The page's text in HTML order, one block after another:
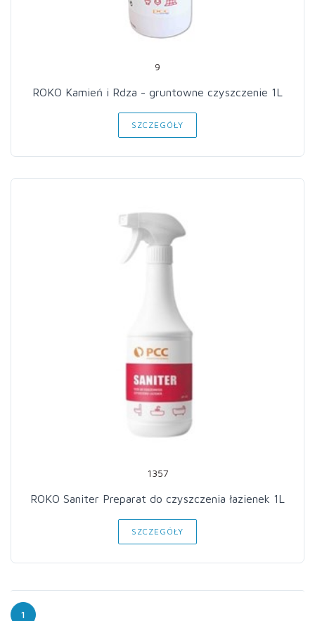
9
ROKO Kamień i Rdza - gruntowne czyszczenie 1L
SZCZEGÓŁY
1357
ROKO Saniter Preparat do czyszczenia łazienek 1L
SZCZEGÓŁY
1